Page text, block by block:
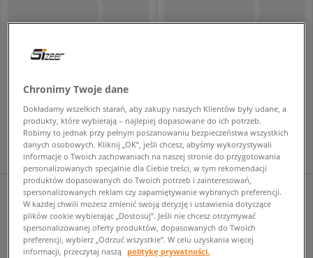
damskie
339,99 zł
damskie
339,99 zł
Chronimy Twoje dane
Dokładamy wszelkich starań, aby zakupy naszych Klientów były udane, a
produkty, które wybierają – najlepiej dopasowane do ich potrzeb.
Robimy to jednak przy pełnym poszanowaniu bezpieczeństwa wszystkich
danych osobowych. Kliknij „OK”, jeśli chcesz, abyśmy wykorzystywali
informacje o Twoich zachowaniach na naszej stronie do przygotowania
personalizowanych specjalnie dla Ciebie treści, w tym rekomendacji
produktów dopasowanych do Twoich potrzeb i zainteresowań,
spersonalizowanych reklam czy zapamiętywanie wybranych preferencji.
W każdej chwili możesz zmienić swoją decyzję i ustawienia dotyczące
plików cookie wybierając „Dostosuj”. Jeśli nie chcesz otrzymywać
spersonalizowanej oferty produktów, dopasowanych do Twoich
preferencji, wybierz „Odrzuć wszystkie”. W celu uzyskania więcej
informacji, przeczytaj naszą politykę prywatności.